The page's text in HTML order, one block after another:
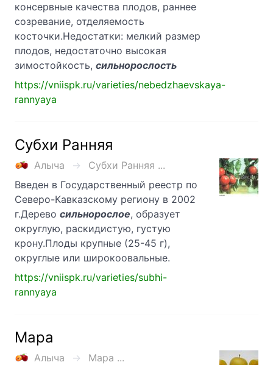
консервные качества плодов, раннее
созревание, отделяемость
косточки.Недостатки: мелкий размер
плодов, недостаточно высокая
зимостойкость, сильнорослость
https://vniispk.ru/varieties/nebedzhaevskaya-
rannyaya
Субхи Ранняя
Алыча
Субхи Ранняя ...
Введен в Государственный реестр по
Северо-Кавказскому региону в 2002
г.Дерево сильнорослое, образует
округлую, раскидистую, густую
крону.Плоды крупные (25-45 г),
округлые или широкоовальные.
https://vniispk.ru/varieties/subhi-
rannyaya
Мара
Алыча
Мара ...